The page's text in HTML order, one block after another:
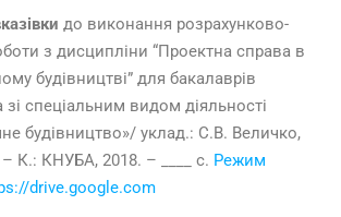
до виконання розрахунково-
з дисципліни “Проектна справа в
будівництві” для бакалаврів
зі спеціальним видом діяльності
будівництво»/ уклад.: С.В. Величко,
К.: КНУБА, 2018. – ____ с. Режим
drive.google.com